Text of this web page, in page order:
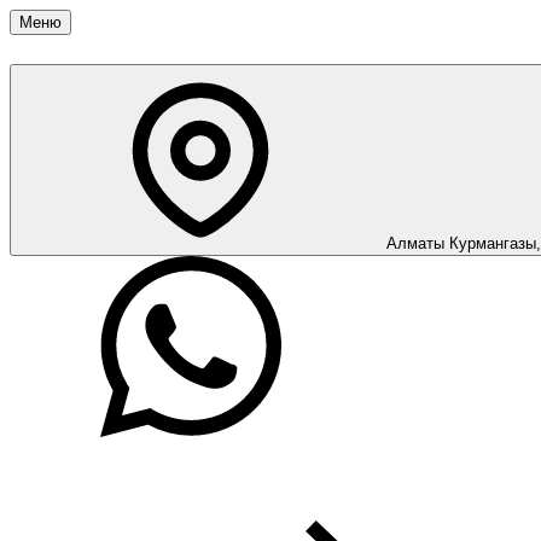
Меню
Алматы